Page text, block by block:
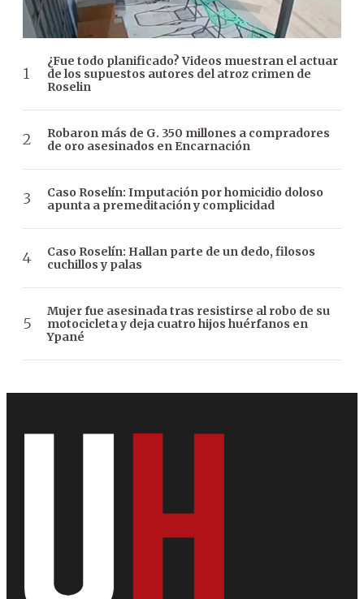
¿Fue todo planificado? Videos muestran el actuar
de los supuestos autores del atroz crimen de
Roselin
Robaron más de G. 350 millones a compradores
de oro asesinados en Encarnación
Caso Roselín: Imputación por homicidio doloso
apunta a premeditación y complicidad
Caso Roselín: Hallan parte de un dedo, filosos
cuchillos y palas
Mujer fue asesinada tras resistirse al robo de su
motocicleta y deja cuatro hijos huérfanos en
Ypané